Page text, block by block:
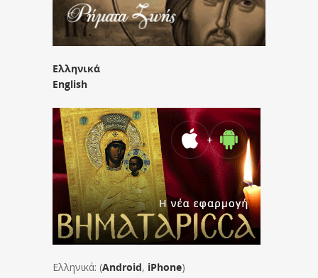
Ελληνικά
English
Ελληνικά: (Android, iPhone)